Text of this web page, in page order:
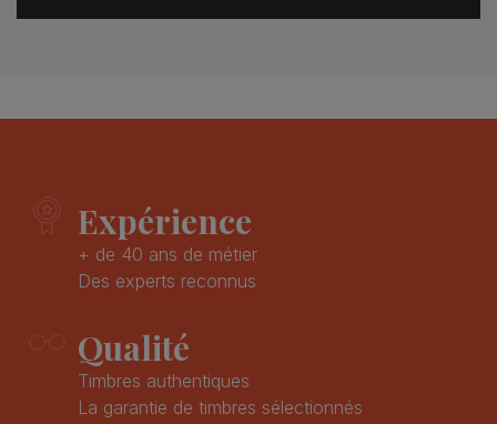
Expérience
+ de 40 ans de métier
Des experts reconnus
Qualité
Timbres authentiques
La garantie de timbres sélectionnés